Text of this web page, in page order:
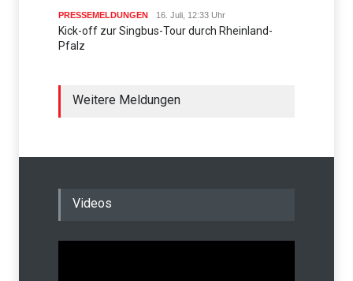
PRESSEMELDUNGEN 16. Juli, 12:33 Uhr
Kick-off zur Singbus-Tour durch Rheinland-
Pfalz
Weitere Meldungen
Videos